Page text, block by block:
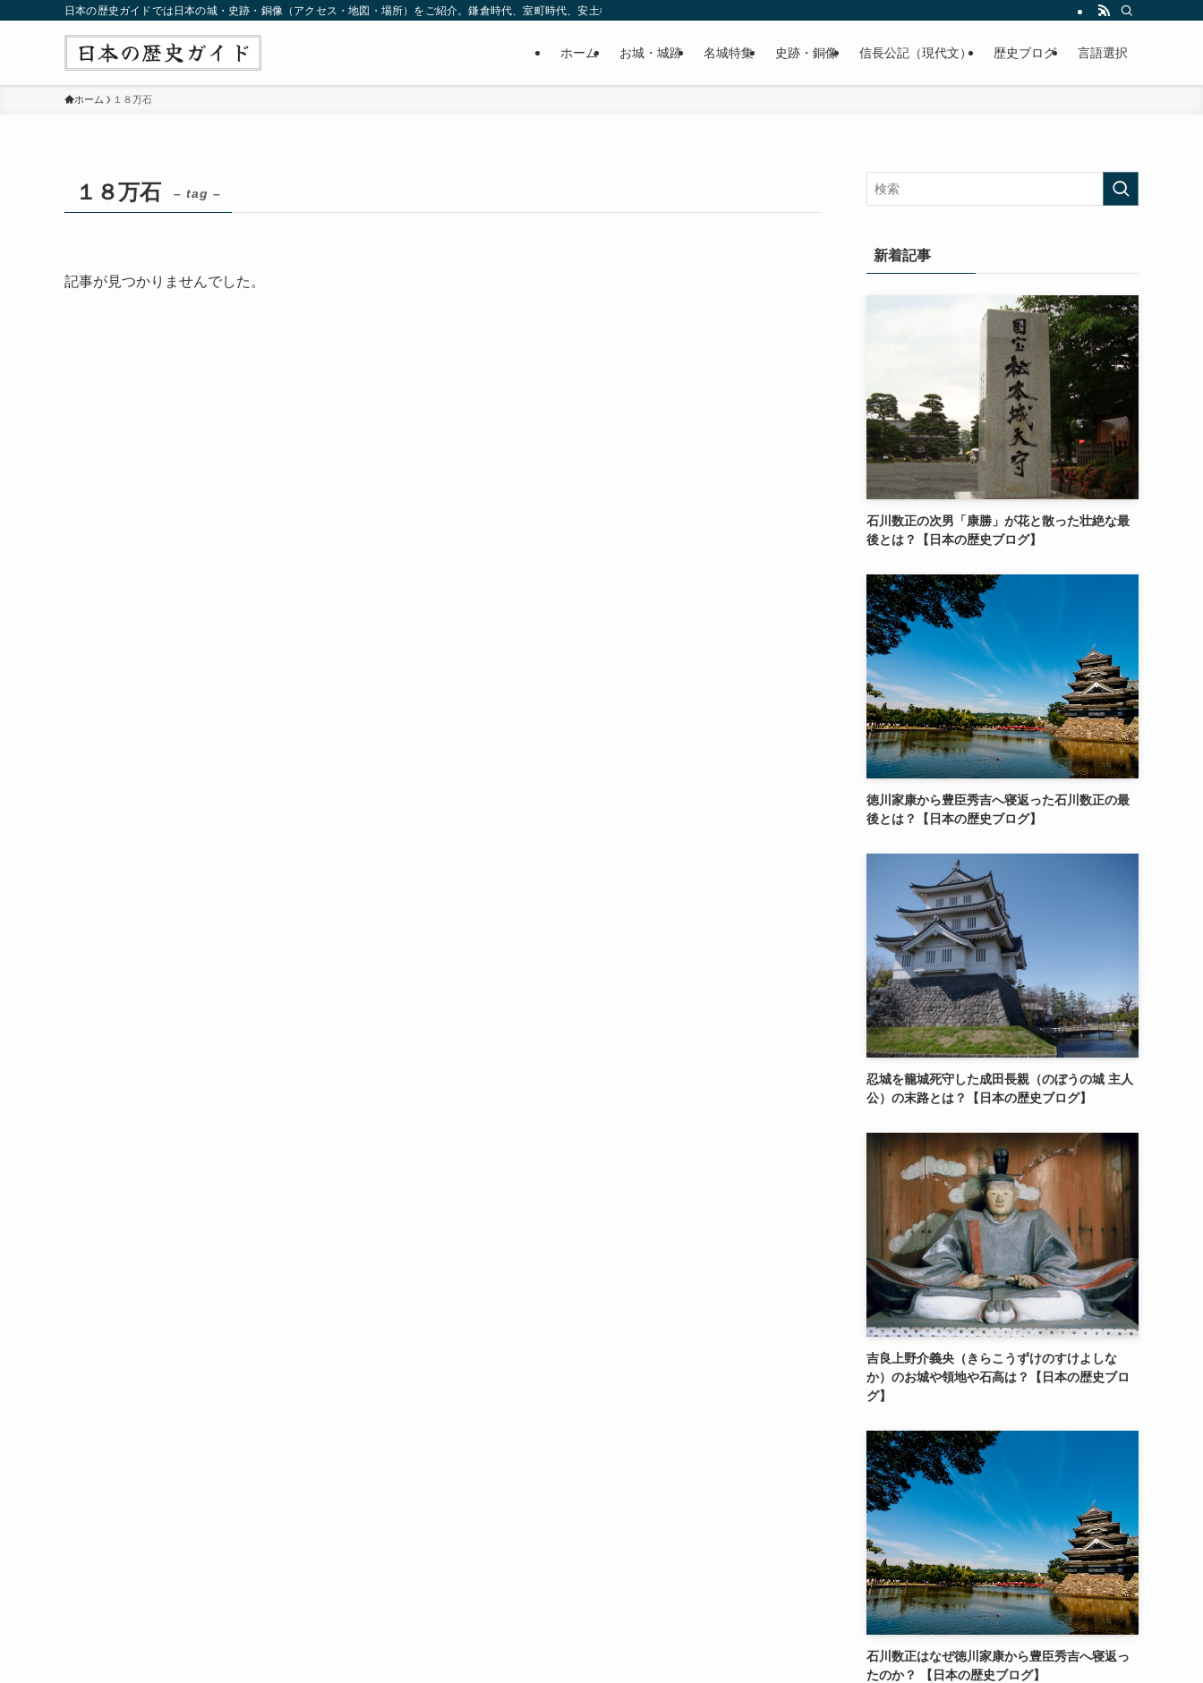
日本の歴史ガイドでは日本の城・史跡・銅像（アクセス・地図・場所）をご紹介。鎌倉時代、室町時代、安土桃山時代（戦国時代）、江戸時代と幅広くご紹介致します。
ホーム お城・城跡 名城特集 史跡・銅像 信長公記（現代文） 歴史ブログ 言語選択
ホーム １８万石
１８万石 – tag –
記事が見つかりませんでした。
新着記事
石川数正の次男「康勝」が花と散った壮絶な最
後とは？【日本の歴史ブログ】
徳川家康から豊臣秀吉へ寝返った石川数正の最
後とは？【日本の歴史ブログ】
忍城を籠城死守した成田長親（のぼうの城 主人
公）の末路とは？【日本の歴史ブログ】
吉良上野介義央（きらこうずけのすけよしな
か）のお城や領地や石高は？【日本の歴史ブロ
グ】
石川数正はなぜ徳川家康から豊臣秀吉へ寝返っ
たのか？ 【日本の歴史ブログ】